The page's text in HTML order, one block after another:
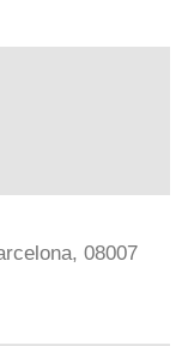
08007